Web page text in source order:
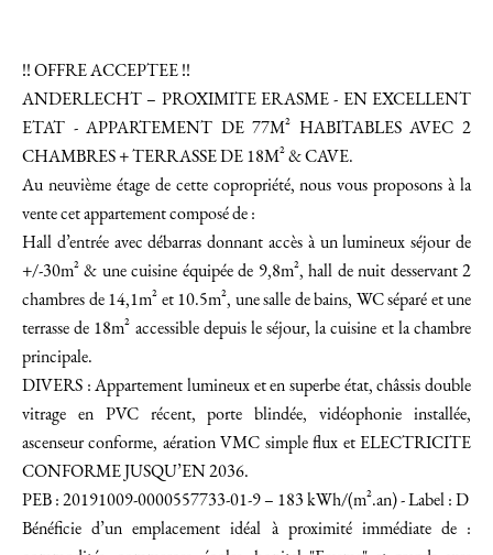
!! OFFRE ACCEPTEE !!
ANDERLECHT – PROXIMITE ERASME - EN EXCELLENT
ETAT - APPARTEMENT DE 77M² HABITABLES AVEC 2
CHAMBRES + TERRASSE DE 18M² & CAVE.
Au neuvième étage de cette copropriété, nous vous proposons à la
vente cet appartement composé de :
Hall d’entrée avec débarras donnant accès à un lumineux séjour de
+/-30m² & une cuisine équipée de 9,8m², hall de nuit desservant 2
chambres de 14,1m² et 10.5m², une salle de bains, WC séparé et une
terrasse de 18m² accessible depuis le séjour, la cuisine et la chambre
principale.
DIVERS : Appartement lumineux et en superbe état, châssis double
vitrage en PVC récent, porte blindée, vidéophonie installée,
ascenseur conforme, aération VMC simple flux et ELECTRICITE
CONFORME JUSQU’EN 2036.
PEB : 20191009-0000557733-01-9 – 183 kWh/(m².an) - Label : D
Bénéficie d’un emplacement idéal à proximité immédiate de :